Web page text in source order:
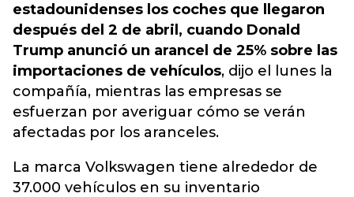
estadounidenses los coches que llegaron
después del 2 de abril, cuando Donald
Trump anunció un arancel de 25% sobre las
importaciones de vehículos, dijo el lunes la
compañía, mientras las empresas se
esfuerzan por averiguar cómo se verán
afectadas por los aranceles.
La marca Volkswagen tiene alrededor de
37.000 vehículos en su inventario